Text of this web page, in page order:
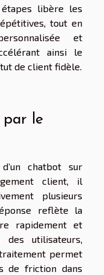
étapes libère les
tout en
et
ainsi le
de client fidèle.
par le
chatbot sur
client, il
plusieurs
reflète la
rapidement et
des utilisateurs,
permet
de friction dans